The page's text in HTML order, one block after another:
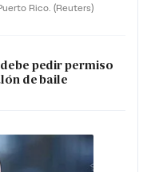
Rico. (Reuters)
pedir permiso
de baile